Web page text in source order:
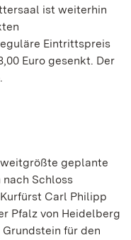
ist weiterhin
Eintrittspreis
Euro gesenkt. Der
geplante
Schloss
Carl Philipp
Pfalz von Heidelberg
für den